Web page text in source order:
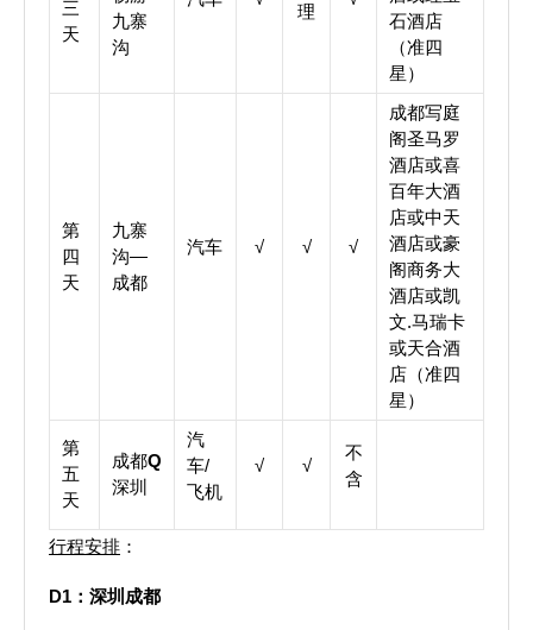
三
天
九寨
沟
理
石酒店
（准四
星）
第
四
天
九寨
沟—
成都
汽车 √ √ √
成都写庭
阁圣马罗
酒店或喜
百年大酒
店或中天
酒店或豪
阁商务大
酒店或凯
文.马瑞卡
或天合酒
店（准四
星）
第
五
天
成都Q
深圳
汽
车/
飞机
√ √
不
含
行程安排 ：
D1 ：深圳 成都